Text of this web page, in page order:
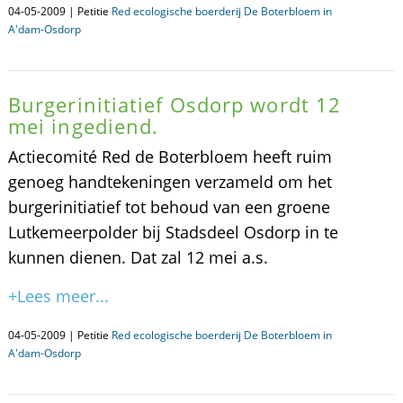
04-05-2009 | Petitie Red ecologische boerderij De Boterbloem in
A'dam-Osdorp
Burgerinitiatief Osdorp wordt 12
mei ingediend.
Actiecomité Red de Boterbloem heeft ruim
genoeg handtekeningen verzameld om het
burgerinitiatief tot behoud van een groene
Lutkemeerpolder bij Stadsdeel Osdorp in te
kunnen dienen. Dat zal 12 mei a.s.
+Lees meer...
04-05-2009 | Petitie Red ecologische boerderij De Boterbloem in
A'dam-Osdorp